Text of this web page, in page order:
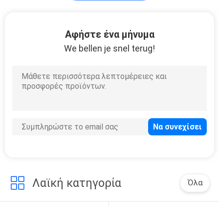
με καρέκλα
Ασφαλιστικό
Αφήστε ένα μήνυμα
We bellen je snel terug!
Λαϊκή κατηγορία Όλα